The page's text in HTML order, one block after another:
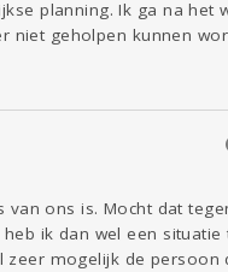
planning. Ik ga na het
niet geholpen kunnen
ons is. Mocht dat
ik dan wel een situatie
zeer mogelijk de persoon